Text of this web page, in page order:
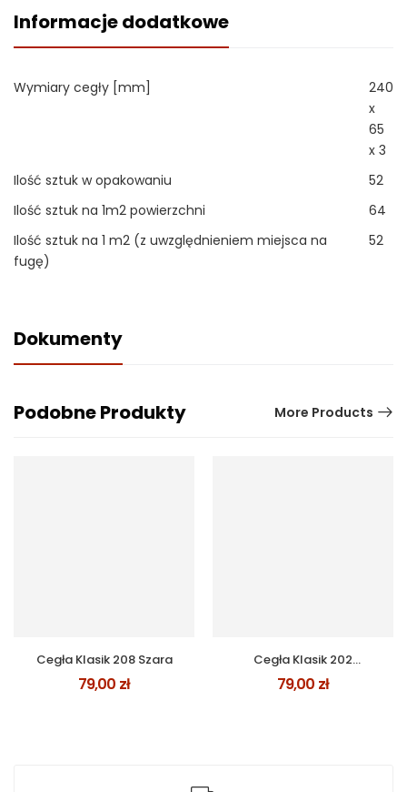
Informacje dodatkowe
Wymiary cegły [mm]
240
x
65
x 3
Ilość sztuk w opakowaniu
52
Ilość sztuk na 1m2 powierzchni
64
Ilość sztuk na 1 m2 (z uwzględnieniem miejsca na
fugę)
52
Dokumenty
Podobne Produkty More Products
Cegła Klasik 208 Szara
79,00 zł
Cegła Klasik 202
Czerwona Ciemna
Jednolita
79,00 zł